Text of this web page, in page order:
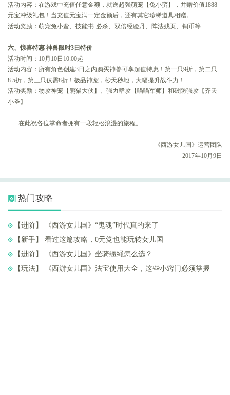
活动内容：在游戏中充值任意金额，就送超强萌宠【兔小蛮】，并赠价值1888
元宝冲级礼包！当充值元宝满一定金额后，还有其它珍稀道具相赠。
活动奖励：萌宠兔小蛮、技能书-必杀、双倍经验丹、阵法残页、铜币等
六、惊喜特惠 神兽限时3日特价
活动时间：10月10日10:00起
活动内容：所有角色创建3日之内购买神兽可享超值特惠！第一只9折，第二只
8.5折，第三只仅需8折！极品神宠，秒天秒地，大幅提升战斗力！
活动奖励：物攻神宠【熊猫大侠】、强力群攻【喵喵军师】和破防强攻【齐天
小圣】
在此祝各位掌命者拥有一段轻松浪漫的旅程。
《西游女儿国》运营团队
2017年10月9日
热门攻略
【进阶】 ​《西游女儿国》“鬼魂”时代真的来了
【新手】 ​看过这篇攻略，0元党也能玩转女儿国
【进阶】 ​《西游女儿国》坐骑缰绳怎么选？
【玩法】 ​《西游女儿国》法宝使用大全，这些小窍门必须掌握